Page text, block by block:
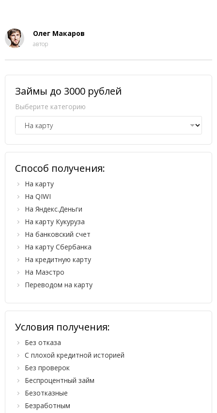
Олег Макаров
автор
Займы до 3000 рублей
Выберите категорию
Способ получения:
На карту
На QIWI
На Яндекс.Деньги
На карту Кукуруза
На банковский счет
На карту Сбербанка
На кредитную карту
На Маэстро
Переводом на карту
Условия получения:
Без отказа
С плохой кредитной историей
Без проверок
Беспроцентный займ
Безотказные
Безработным